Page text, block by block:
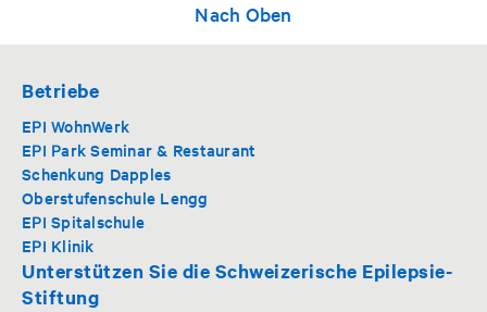
Nach Oben
Betriebe
EPI WohnWerk
EPI Park Seminar & Restaurant
Schenkung Dapples
Oberstufenschule Lengg
EPI Spitalschule
EPI Klinik
Unterstützen Sie die Schweizerische Epilepsie-
Stiftung